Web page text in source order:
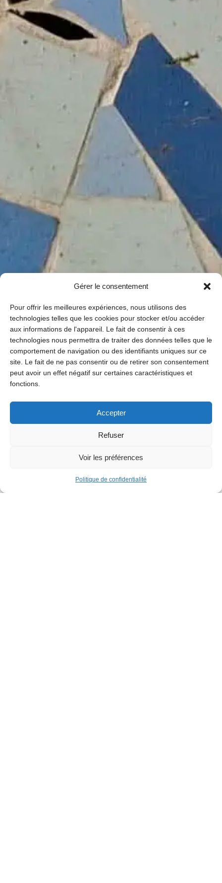
Gérer le consentement
Pour offrir les meilleures expériences, nous utilisons des
technologies telles que les cookies pour stocker et/ou accéder
aux informations de l'appareil. Le fait de consentir à ces
technologies nous permettra de traiter des données telles que le
comportement de navigation ou des identifiants uniques sur ce
site. Le fait de ne pas consentir ou de retirer son consentement
peut avoir un effet négatif sur certaines caractéristiques et
fonctions.
Accepter
Refuser
Voir les préférences
Politique de confidentialité